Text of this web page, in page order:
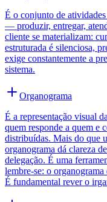
É o conjunto de
— produzir, entregar,
cliente se materializam:
estruturada é silenciosa,
exige constantemente a
sistema.
Organograma
É a representação visual
quem responde a quem e
distribuídas. Mais do que
organograma dá clareza
delegação. É uma
lembre-se: o
É fundamental rever o